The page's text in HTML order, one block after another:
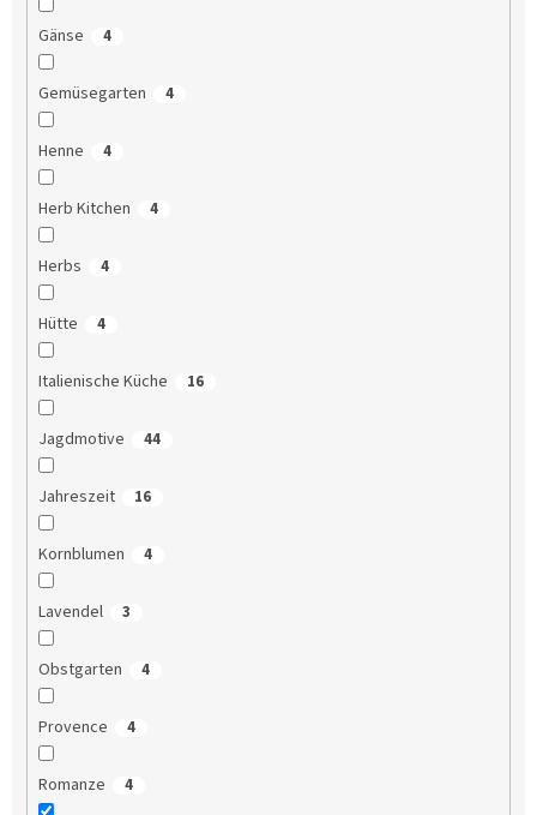
Gänse 4
Gemüsegarten 4
Henne 4
Herb Kitchen 4
Herbs 4
Hütte 4
Italienische Küche 16
Jagdmotive 44
Jahreszeit 16
Kornblumen 4
Lavendel 3
Obstgarten 4
Provence 4
Romanze 4